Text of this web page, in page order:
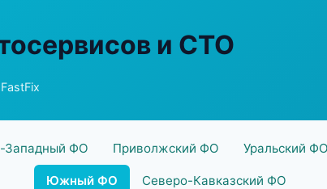
и СТО
Западный ФО Приволжский ФО Уральский ФО
Южный ФО Северо-Кавказский ФО